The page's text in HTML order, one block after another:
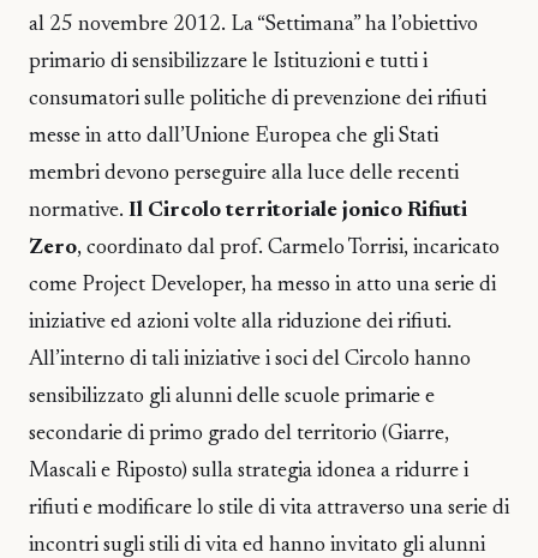
al 25 novembre 2012. La “Settimana” ha l’obiettivo
primario di sensibilizzare le Istituzioni e tutti i
consumatori sulle politiche di prevenzione dei rifiuti
messe in atto dall’Unione Europea che gli Stati
membri devono perseguire alla luce delle recenti
normative. Il Circolo territoriale jonico Rifiuti
Zero, coordinato dal prof. Carmelo Torrisi, incaricato
come Project Developer, ha messo in atto una serie di
iniziative ed azioni volte alla riduzione dei rifiuti.
All’interno di tali iniziative i soci del Circolo hanno
sensibilizzato gli alunni delle scuole primarie e
secondarie di primo grado del territorio (Giarre,
Mascali e Riposto) sulla strategia idonea a ridurre i
rifiuti e modificare lo stile di vita attraverso una serie di
incontri sugli stili di vita ed hanno invitato gli alunni